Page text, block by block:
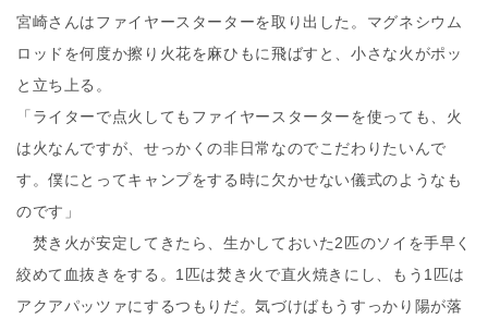
宮崎さんはファイヤースターターを取り出した。マグネシウム
ロッドを何度か擦り火花を麻ひもに飛ばすと、小さな火がポッ
と立ち上る。
「ライターで点火してもファイヤースターターを使っても、火
は火なんですが、せっかくの非日常なのでこだわりたいんで
す。僕にとってキャンプをする時に欠かせない儀式のようなも
のです」
焚き火が安定してきたら、生かしておいた2匹のソイを手早く
絞めて血抜きをする。1匹は焚き火で直火焼きにし、もう1匹は
アクアパッツァにするつもりだ。気づけばもうすっかり陽が落